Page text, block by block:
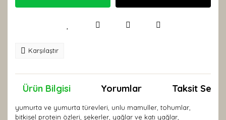
Karşılaştır
Ürün Bilgisi Yorumlar Taksit
yumurta ve yumurta türevleri, unlu mamuller, tohumlar,
bitkisel protein özleri, şekerler, yağlar ve katı yağlar,